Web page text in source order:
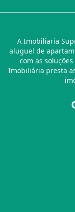
A Imobiliaria
aluguel de
com as
Imobiliária presta